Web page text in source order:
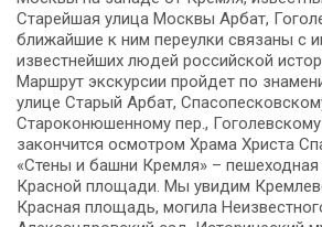
Старейшая улица Москвы Арбат,
ближайшие к ним переулки связаны с
известнейших людей российской
Маршрут экскурсии пройдет по
улице Старый Арбат,
Староконюшенному пер., Гоголевскому
закончится осмотром Храма Христа
«Стены и башни Кремля» – пешеходная
Красной площади. Мы увидим
Красная площадь, могила